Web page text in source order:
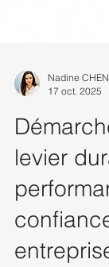
17 oct. 2025
levier